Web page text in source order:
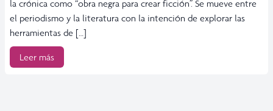
la crónica como “obra negra para crear ficción”. Se mueve entre
el periodismo y la literatura con la intención de explorar las
herramientas de […]
Leer más